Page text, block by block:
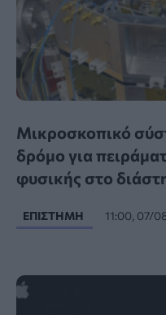
Μικροσκοπικό
δρόμο για
φυσικής στο
ΕΠΙΣΤΉΜΗ 11:00, 07/